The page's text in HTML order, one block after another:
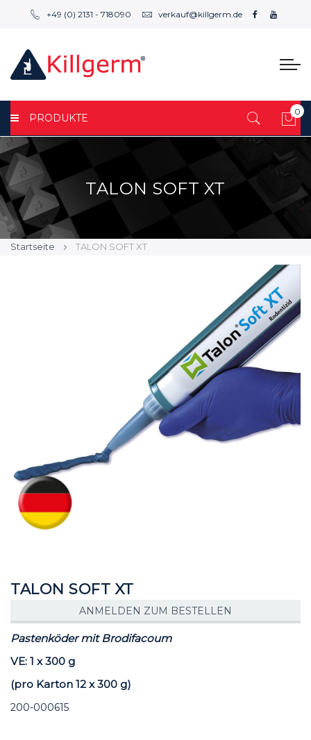
+49 (0) 2131 - 718090 verkauf@killgerm.de
PRODUKTE
0
TALON SOFT XT
Startseite TALON SOFT XT
TALON SOFT XT
ANMELDEN ZUM BESTELLEN
Pastenköder mit Brodifacoum
VE: 1 x 300 g
(pro Karton 12 x 300 g)
200-000615